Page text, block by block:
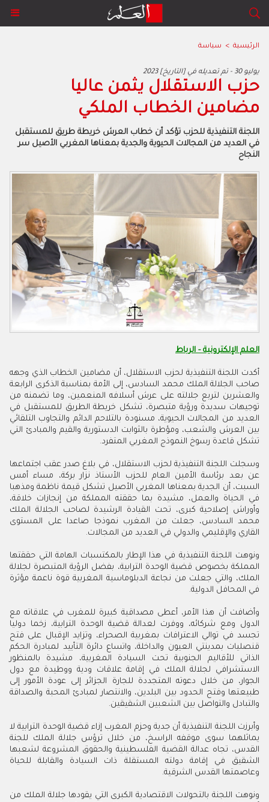
الرئيسية > سياسة
2023 يوليو 30 - تم تعديله في [التاريخ]
حزب الاستقلال يثمن عاليا
مضامين الخطاب الملكي
اللجنة التنفيذية للحزب تؤكد أن خطاب العرش خريطة طريق للمستقبل
في العديد من المجالات الحيوية والجدية بمعناها المغربي الأصيل سر
النجاح
العلم الإلكترونية - الرباط
أكدت اللجنة التنفيذية لحزب الاستقلال، أن مضامين الخطاب الذي وجهه
صاحب الجلالة الملك محمد السادس، إلى الأمة بمناسبة الذكرى الرابعة
والعشرين لتربع جلالته على عرش أسلافه المنعمين، وما تضمنه من
توجيهات سديدة ورؤية متبصرة، تشكل خريطة الطريق للمستقبل في
العديد من المجالات الحيوية، مسنودة بالتلاحم الدائم والتجاوب التلقائي
بين العرش والشعب، ومؤطرة بالثوابت الدستورية والقيم والمبادئ التي
تشكل قاعدة رسوخ النموذج المغربي المتفرد.
وسجلت اللجنة التنفيذية لحزب الاستقلال، في بلاغ صدر عقب اجتماعها
عن بعد برئاسة الأمين العام للحزب الأستاذ نزار بركة، مساء أمس
السبت، أن الجدية بمعناها المغربي الأصيل تشكل قيمة ناظمة ومذهبا
في الحياة والعمل، مشيدة بما حققته المملكة من إنجازات خلاقة،
وأوراش إصلاحية كبرى، تحت القيادة الرشيدة لصاحب الجلالة الملك
محمد السادس، جعلت من المغرب نموذجا صاعدا على المستوى
القاري والإقليمي والدولي في العديد من المجالات.
ونوهت اللجنة التنفيذية في هذا الإطار بالمكتسبات الهامة التي حققتها
المملكة بخصوص قضية الوحدة الترابية، بفضل الرؤية المتبصرة لجلالة
الملك، والتي جعلت من نجاعة الدبلوماسية المغربية قوة ناعمة مؤثرة
في المحافل الدولية.
وأضافت أن هذا الأمر، أعطى مصداقية كبيرة للمغرب في علاقاته مع
الدول ومع شركائه، ووفرت لعدالة قضية الوحدة الترابية، زخما دوليا
تجسد في توالي الاعترافات بمغربية الصحراء، وتزايد الإقبال على فتح
قنصليات بمدينتي العيون والداخلة، واتساع دائرة التأييد لمبادرة الحكم
الذاتي للأقاليم الجنوبية تحت السيادة المغربية، مشيدة بالمنظور
الاستشرافي لجلالة الملك في إقامة علاقات ودية ووطيدة مع دول
الجوار، من خلال دعوته المتجددة للجارة الجزائر إلى عودة الأمور إلى
طبيعتها وفتح الحدود بين البلدين، والانتصار لمبادئ المحبة والصداقة
والتبادل والتواصل بين الشعبين الشقيقين.
وأبرزت اللجنة التنفيذية أن جدية وحزم المغرب إزاء قضية الوحدة الترابية لا
يماثلهما سوى موقفه الراسخ، من خلال ترؤس جلالة الملك للجنة
القدس، تجاه عدالة القضية الفلسطينية والحقوق المشروعة لشعبها
الشقيق في إقامة دولته المستقلة ذات السيادة والقابلة للحياة
وعاصمتها القدس الشرقية.
ونوهت اللجنة بالتحولات الاقتصادية الكبرى التي يقودها جلالة الملك من